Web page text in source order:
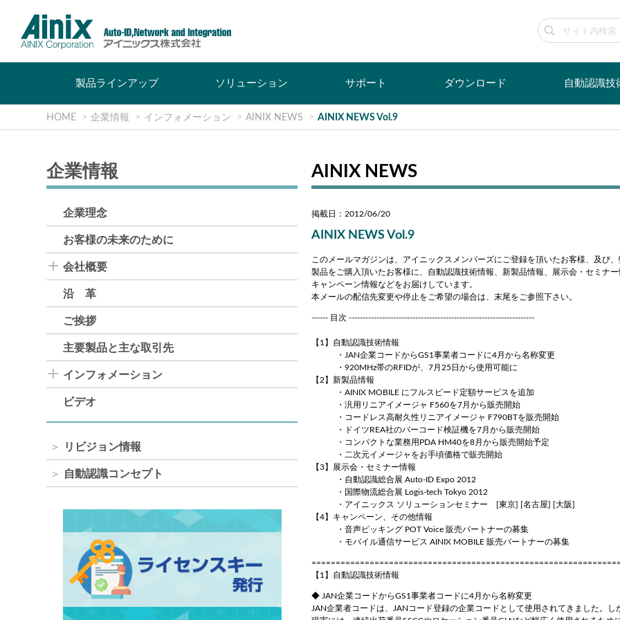
製品ラインアップ ソリューション サポート ダウンロード 自動認識技
HOME 企業情報 インフォメーション AINIX NEWS AINIX NEWS Vol.9
企業情報
企業理念
お客様の未来のために
会社概要
沿 革
ご挨拶
主要製品と主な取引先
インフォメーション
ビデオ
リビジョン情報
自動認識コンセプト
AINIX NEWS
掲載日：2012/06/20
AINIX NEWS Vol.9
このメールマガジンは、アイニックスメンバーズにご登録を頂いたお客様、及び、
製品をご購入頂いたお客様に、自動認識技術情報、新製品情報、展示会・セミナー
キャンペーン情報などをお届けしています。
本メールの配信先変更や停止をご希望の場合は、末尾をご参照下さい。
------ 目次 -------------------------------------------------------------------
【1】自動認識技術情報
・JAN企業コードからGS1事業者コードに4月から名称変更
・920MHz帯のRFIDが、7月25日から使用可能に
【2】新製品情報
・AINIX MOBILE にフルスピード定額サービスを追加
・汎用リニアイメージャ F560を7月から販売開始
・コードレス高耐久性リニアイメージャ F790BTを販売開始
・ドイツREA社のバーコード検証機を7月から販売開始
・コンパクトな業務用PDA HM40を8月から販売開始予定
・二次元イメージャをお手頃価格で販売開始
【3】展示会・セミナー情報
・自動認識総合展 Auto-ID Expo 2012
・国際物流総合展 Logis-tech Tokyo 2012
・アイニックス ソリューションセミナー [東京] [名古屋] [大阪]
【4】キャンペーン、その他情報
・音声ピッキング POT Voice 販売パートナーの募集
・モバイル通信サービス AINIX MOBILE 販売パートナーの募集
【1】自動認識技術情報
◆ JAN企業コードからGS1事業者コードに4月から名称変更
JAN企業者コードは、JANコード登録の企業コードとして使用されてきました。し